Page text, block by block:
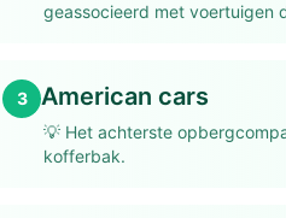
geassocieerd met voertuigen
3 American cars
💡 Het achterste
kofferbak.